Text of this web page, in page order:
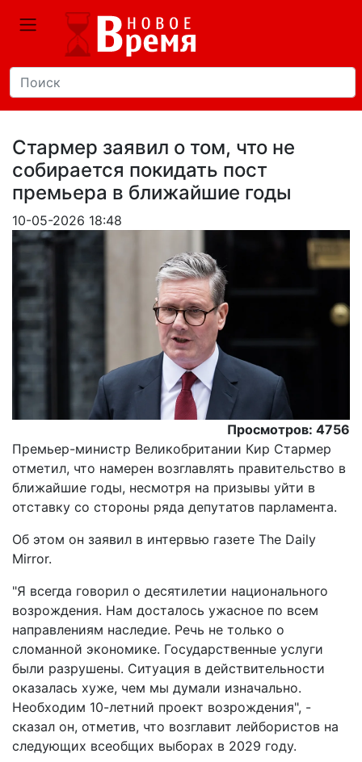
Стармер заявил о том, что не
собирается покидать пост
премьера в ближайшие годы
10-05-2026 18:48
Просмотров: 4756
Премьер-министр Великобритании Кир Стармер
отметил, что намерен возглавлять правительство в
ближайшие годы, несмотря на призывы уйти в
отставку со стороны ряда депутатов парламента.
Об этом он заявил в интервью газете The Daily
Mirror.
"Я всегда говорил о десятилетии национального
возрождения. Нам досталось ужасное по всем
направлениям наследие. Речь не только о
сломанной экономике. Государственные услуги
были разрушены. Ситуация в действительности
оказалась хуже, чем мы думали изначально.
Необходим 10-летний проект возрождения", -
сказал он, отметив, что возглавит лейбористов на
следующих всеобщих выборах в 2029 году.